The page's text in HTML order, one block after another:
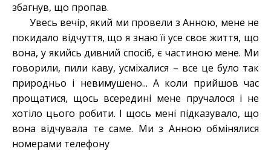
збагнув, що пропав.
Увесь вечір, який ми провели з Анною, мене не
покидало відчуття, що я знаю її усе своє життя, що
вона, у якийсь дивний спосіб, є частиною мене. Ми
говорили, пили каву, усміхалися – все це було так
природньо і невимушено... А коли прийшов час
прощатися, щось всередині мене пручалося і не
хотіло цього робити. І щось мені підказувало, що
вона відчувала те саме. Ми з Анною обмінялися
номерами телефону